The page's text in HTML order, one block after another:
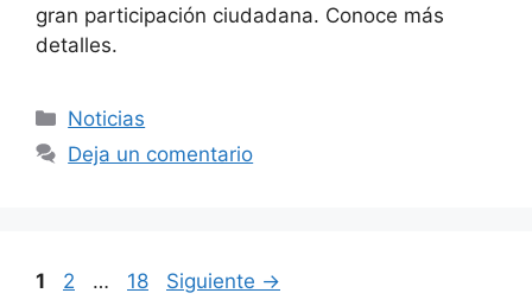
gran participación ciudadana. Conoce más
detalles.
Noticias
Deja un comentario
1 2 … 18 Siguiente →